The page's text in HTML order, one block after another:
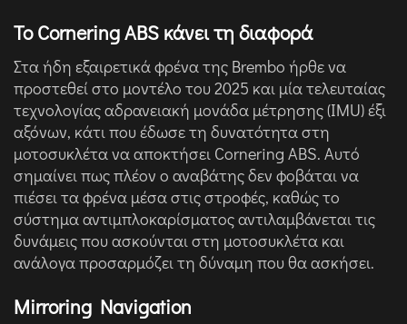
To Cornering ABS κάνει τη διαφορά
Στα ήδη εξαιρετικά φρένα της Brembo ήρθε να
προστεθεί στο μοντέλο του 2025 και μία τελευταίας
τεχνολογίας αδρανειακή μονάδα μέτρησης (IMU) έξι
αξόνων, κάτι που έδωσε τη δυνατότητα στη
μοτοσυκλέτα να αποκτήσει Cornering ABS. Αυτό
σημαίνει πως πλέον ο αναβάτης δεν φοβάται να
πιέσει τα φρένα μέσα στις στροφές, καθώς το
σύστημα αντιμπλοκαρίσματος αντιλαμβάνεται τις
δυνάμεις που ασκούνται στη μοτοσυκλέτα και
ανάλογα προσαρμόζει τη δύναμη που θα ασκήσει.
Mirroring Navigation